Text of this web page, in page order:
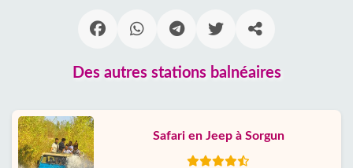
Des autres stations balnéaires
Safari en Jeep à Sorgun